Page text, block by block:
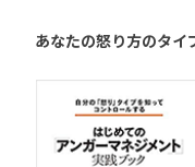
あなたの怒り方のタイ